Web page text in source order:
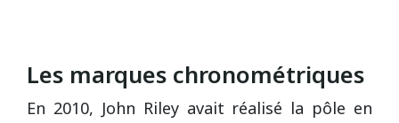
Les marques chronométriques
En 2010, John Riley avait réalisé la pôle en